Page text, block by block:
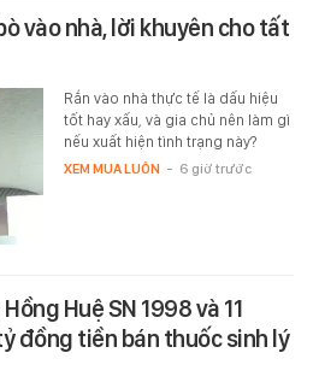
vào nhà, lời khuyên cho tất
Rắn vào nhà thực tế là dấu hiệu
tốt hay xấu, và gia chủ nên làm gì
nếu xuất hiện tình trạng này?
XEM MUA LUÔN - 6 giờ trước
Huệ SN 1998 và 11
đồng tiền bán thuốc sinh lý